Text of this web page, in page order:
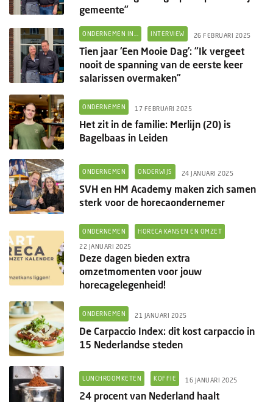
gemeente”
ONDERNEMEN IN... INTERVIEW 26 FEBRUARI 2025
Tien jaar ‘Een Mooie Dag’: “Ik vergeet
nooit de spanning van de eerste keer
salarissen overmaken”
ONDERNEMEN 17 FEBRUARI 2025
Het zit in de familie: Merlijn (20) is
Bagelbaas in Leiden
ONDERNEMEN ONDERWIJS 24 JANUARI 2025
SVH en HM Academy maken zich samen
sterk voor de horecaondernemer
ONDERNEMEN HORECA KANSEN EN OMZET
22 JANUARI 2025
Deze dagen bieden extra
omzetmomenten voor jouw
horecagelegenheid!
ONDERNEMEN 21 JANUARI 2025
De Carpaccio Index: dit kost carpaccio in
15 Nederlandse steden
LUNCHROOMKETEN KOFFIE 16 JANUARI 2025
24 procent van Nederland haalt